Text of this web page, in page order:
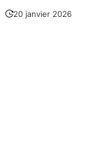
20 janvier 2026